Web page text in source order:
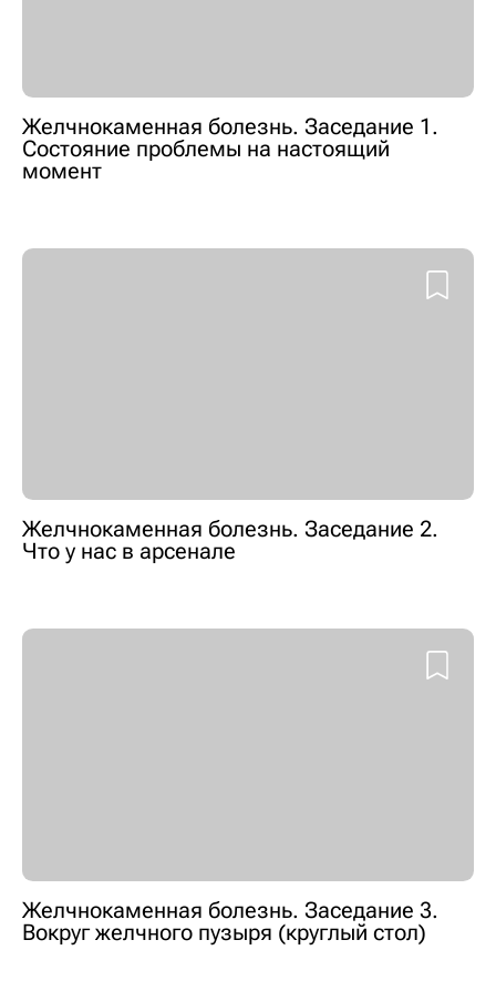
Желчнокаменная болезнь. Заседание 1.
Состояние проблемы на настоящий
момент
Желчнокаменная болезнь. Заседание 2.
Что у нас в арсенале
Желчнокаменная болезнь. Заседание 3.
Вокруг желчного пузыря (круглый стол)